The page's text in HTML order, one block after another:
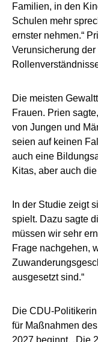
Familien, in den
Schulen mehr
ernster nehmen.“
Verunsicherung
Die meisten
Frauen. Prien
von Jungen und
seien auf keinen
auch eine
Kitas, aber auch
In der Studie zeigt
spielt. Dazu sagte
müssen wir sehr
Frage nachgehen,
ausgesetzt sind.“
Die CDU-
für Maßnahmen
2027 beginnt. „Die